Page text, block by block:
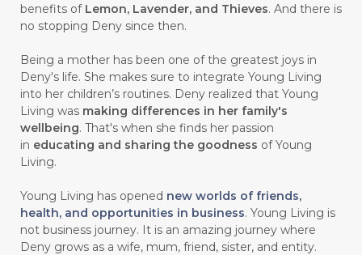
#CHELATION
#CHEMICAL
#chemistryessentialoil
#CHILD
#chitosan
#CHOCOLATE
#CHOCOLESSENCE
#CHOLESTEROL
#CINNAMON BARK
#CIRCULATION
#CISTUS
#CITRINE
#CITRONELLA
benefits of Lemon, Lavender, and Thieves. And there is
no stopping Deny since then.
Being a mother has been one of the greatest joys in
Deny's life. She makes sure to integrate Young Living
into her children’s routines. Deny realized that Young
Living was making differences in her family's
wellbeing. That's when she finds her passion
in educating and sharing the goodness of Young
Living.
Young Living has opened new worlds of friends,
health, and opportunities in business. Young Living is
not business journey. It is an amazing journey where
Deny grows as a wife, mum, friend, sister, and entity.